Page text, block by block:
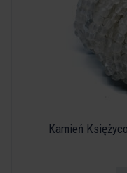
Kamień